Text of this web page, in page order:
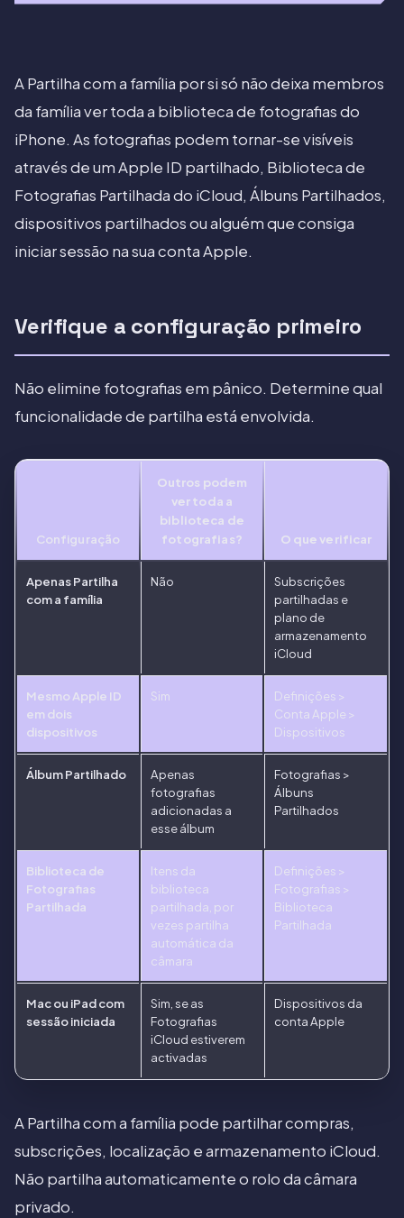
A Partilha com a família por si só não deixa membros
da família ver toda a biblioteca de fotografias do
iPhone. As fotografias podem tornar-se visíveis
através de um Apple ID partilhado, Biblioteca de
Fotografias Partilhada do iCloud, Álbuns Partilhados,
dispositivos partilhados ou alguém que consiga
iniciar sessão na sua conta Apple.
Verifique a configuração primeiro
Não elimine fotografias em pânico. Determine qual
funcionalidade de partilha está envolvida.
Configuração
Outros podem
ver toda a
biblioteca de
fotografias?
O que verificar
Apenas Partilha
com a família
Não
Subscrições
partilhadas e
plano de
armazenamento
iCloud
Mesmo Apple ID
em dois
dispositivos
Sim
Definições >
Conta Apple >
Dispositivos
Álbum Partilhado
Apenas
fotografias
adicionadas a
esse álbum
Fotografias >
Álbuns
Partilhados
Biblioteca de
Fotografias
Partilhada
Itens da
biblioteca
partilhada, por
vezes partilha
automática da
câmara
Definições >
Fotografias >
Biblioteca
Partilhada
Mac ou iPad com
sessão iniciada
Sim, se as
Fotografias
iCloud estiverem
activadas
Dispositivos da
conta Apple
A Partilha com a família pode partilhar compras,
subscrições, localização e armazenamento iCloud.
Não partilha automaticamente o rolo da câmara
privado.